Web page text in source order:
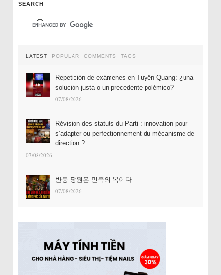
SEARCH
LATEST POPULAR COMMENTS TAGS
Repetición de exámenes en Tuyên Quang: ¿una
solución justa o un precedente polémico?
07/08/2026
Révision des statuts du Parti : innovation pour
s’adapter ou perfectionnement du mécanisme de
direction ?
07/08/2026
반동 당원은 민족의 복이다
07/08/2026